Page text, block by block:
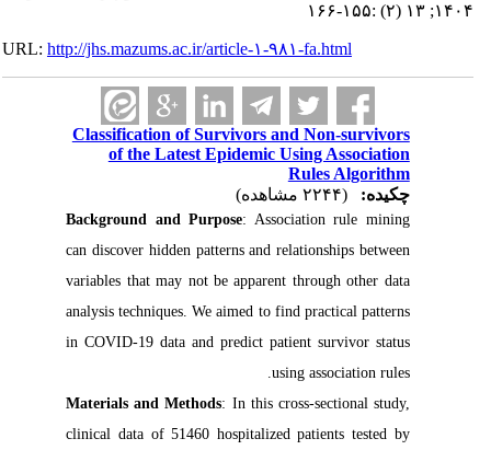
۱۴۰۴; ۱۳ (۲) :۱۵۵-۱۶۶
URL:http://jhs.mazums.ac.ir/article-۱-۹۸۱-fa.html
Classification of Survivors and Non-survivors
of the Latest Epidemic Using Association
Rules Algorithm
چکیده:
Background and Purpose: Association rule mining
can discover hidden patterns and relationships between
variables that may not be apparent through other data
analysis techniques. We aimed to find practical patterns
in COVID-19 data and predict patient survivor status
using association rules.
Materials and Methods: In this cross-sectional study,
clinical data of 51460 hospitalized patients tested by